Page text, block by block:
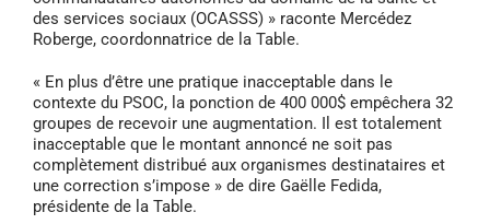
des services sociaux (OCASSS) » raconte Mercédez
Roberge, coordonnatrice de la Table.
« En plus d’être une pratique inacceptable dans le
contexte du PSOC, la ponction de 400 000$ empêchera 32
groupes de recevoir une augmentation. Il est totalement
inacceptable que le montant annoncé ne soit pas
complètement distribué aux organismes destinataires et
une correction s’impose » de dire Gaëlle Fedida,
présidente de la Table.